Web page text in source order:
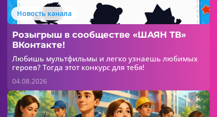
Новость канала
Розыгрыш в сообществе «ШАЯН ТВ»
ВКонтакте!
Любишь мультфильмы и легко узнаешь любимых
героев? Тогда этот конкурс для тебя!
04.08.2026